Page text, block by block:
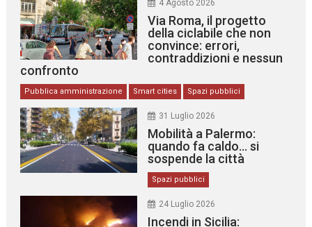
4 Agosto 2026
Via Roma, il progetto
della ciclabile che non
convince: errori,
contraddizioni e nessun
confronto
Pubblica amministrazione Smart cities Spazi pubblici
31 Luglio 2026
Mobilità a Palermo:
quando fa caldo… si
sospende la città
Spazi pubblici
24 Luglio 2026
Incendi in Sicilia: